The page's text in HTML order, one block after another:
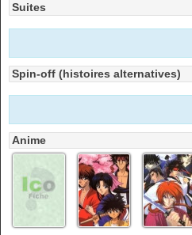
Suites
Spin-off (histoires alternatives)
Anime